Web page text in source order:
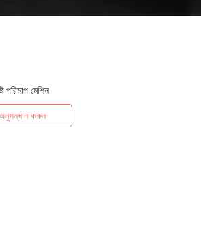
পরিমাপ মেশিন
করুন